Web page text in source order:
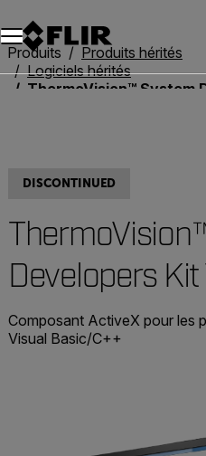
Unread messages
Modèle
Supprimer
articles
article
Ajouter au panier
Ajouté au panier
Produits
Produits hérités
Logiciels hérités
ThermoVision™ System
DISCONTINUED
Developers Kit
Composant ActiveX pour les
Visual Basic/C++